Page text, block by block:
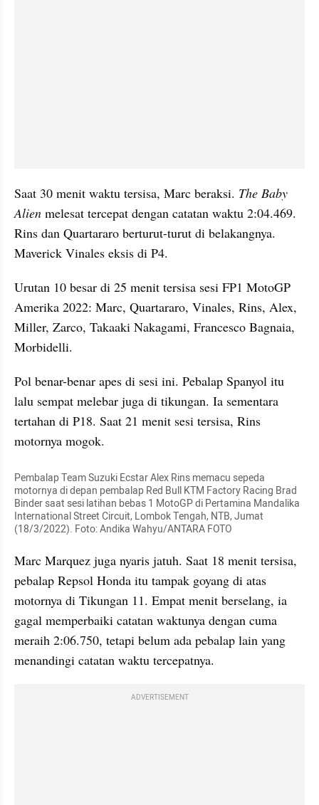
Saat 30 menit waktu tersisa, Marc beraksi. The Baby
Alien melesat tercepat dengan catatan waktu 2:04.469.
Rins dan Quartararo berturut-turut di belakangnya.
Maverick Vinales eksis di P4.
Urutan 10 besar di 25 menit tersisa sesi FP1 MotoGP
Amerika 2022: Marc, Quartararo, Vinales, Rins, Alex,
Miller, Zarco, Takaaki Nakagami, Francesco Bagnaia,
Morbidelli.
Pol benar-benar apes di sesi ini. Pebalap Spanyol itu
lalu sempat melebar juga di tikungan. Ia sementara
tertahan di P18. Saat 21 menit sesi tersisa, Rins
motornya mogok.
Pembalap Team Suzuki Ecstar Alex Rins memacu sepeda
motornya di depan pembalap Red Bull KTM Factory Racing Brad
Binder saat sesi latihan bebas 1 MotoGP di Pertamina Mandalika
International Street Circuit, Lombok Tengah, NTB, Jumat
(18/3/2022). Foto: Andika Wahyu/ANTARA FOTO
Marc Marquez juga nyaris jatuh. Saat 18 menit tersisa,
pebalap Repsol Honda itu tampak goyang di atas
motornya di Tikungan 11. Empat menit berselang, ia
gagal memperbaiki catatan waktunya dengan cuma
meraih 2:06.750, tetapi belum ada pebalap lain yang
menandingi catatan waktu tercepatnya.
ADVERTISEMENT